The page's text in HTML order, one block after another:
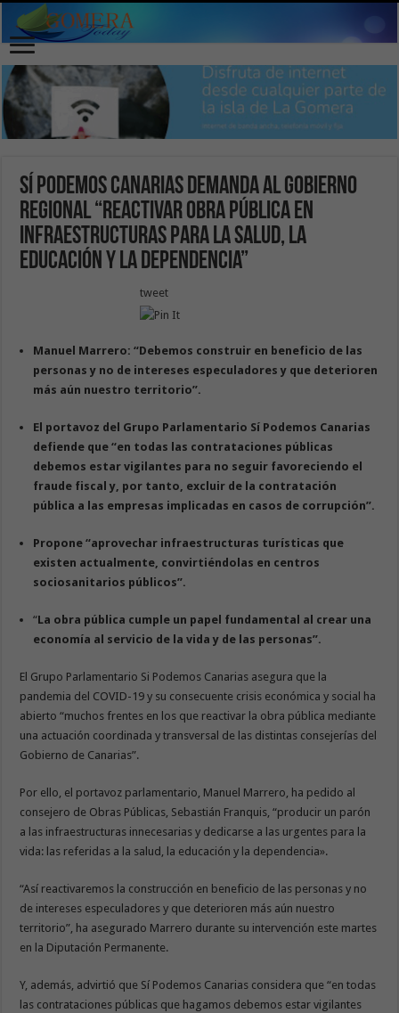
Sí Podemos Canarias demanda al Gobierno
regional “reactivar obra pública en
infraestructuras para la salud, la
educación y la dependencia”
tweet
Manuel Marrero: “Debemos construir en beneficio de las
personas y no de intereses especuladores y que deterioren
más aún nuestro territorio”.
El portavoz del Grupo Parlamentario Sí Podemos Canarias
defiende que “en todas las contrataciones públicas
debemos estar vigilantes para no seguir favoreciendo el
fraude fiscal y, por tanto, excluir de la contratación
pública a las empresas implicadas en casos de corrupción”.
Propone “aprovechar infraestructuras turísticas que
existen actualmente, convirtiéndolas en centros
sociosanitarios públicos”.
“La obra pública cumple un papel fundamental al crear una
economía al servicio de la vida y de las personas”.
El Grupo Parlamentario Si Podemos Canarias asegura que la
pandemia del COVID-19 y su consecuente crisis económica y social ha
abierto “muchos frentes en los que reactivar la obra pública mediante
una actuación coordinada y transversal de las distintas consejerías del
Gobierno de Canarias”.
Por ello, el portavoz parlamentario, Manuel Marrero, ha pedido al
consejero de Obras Públicas, Sebastián Franquis, “producir un parón
a las infraestructuras innecesarias y dedicarse a las urgentes para la
vida: las referidas a la salud, la educación y la dependencia».
“Así reactivaremos la construcción en beneficio de las personas y no
de intereses especuladores y que deterioren más aún nuestro
territorio”, ha asegurado Marrero durante su intervención este martes
en la Diputación Permanente.
Y, además, advirtió que Sí Podemos Canarias considera que “en todas
las contrataciones públicas que hagamos debemos estar vigilantes